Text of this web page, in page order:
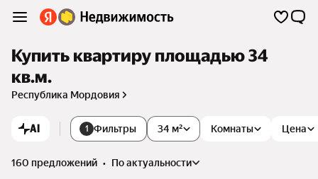
Купить квартиру площадью 34
кв.м.
Республика Мордовия
AI 1 Фильтры Комнаты Цена
34 м²
160 предложений •
по актуальности